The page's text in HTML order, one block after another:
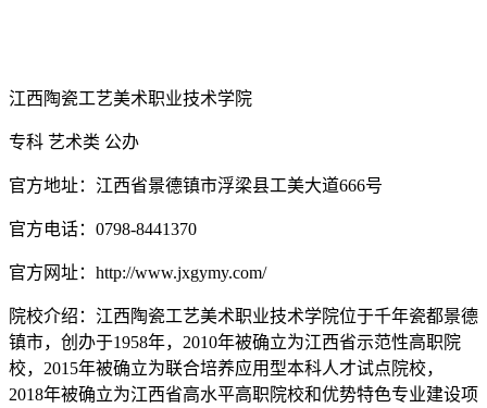
江西陶瓷工艺美术职业技术学院
专科 艺术类 公办
官方地址：江西省景德镇市浮梁县工美大道666号
官方电话：0798-8441370
官方网址：http://www.jxgymy.com/
院校介绍： 江西陶瓷工艺美术职业技术学院位于千年瓷都景德
镇市，创办于1958年，2010年被确立为江西省示范性高职院
校，2015年被确立为联合培养应用型本科人才试点院校，
2018年被确立为江西省高水平高职院校和优势特色专业建设项